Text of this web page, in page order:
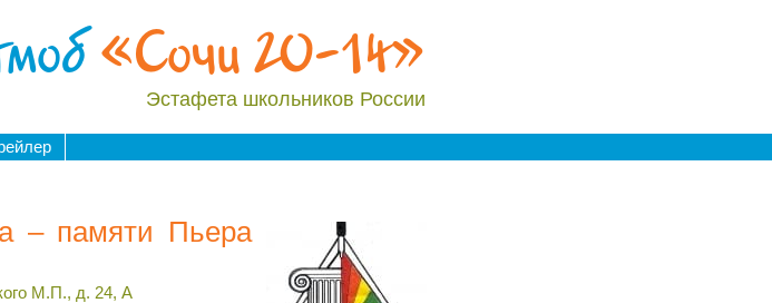
«Сочи 20-14»
Эстафета школьников России
– памяти Пьера
М.П., д. 24, А